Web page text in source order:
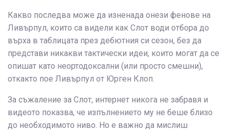
Какво последва може да изненада онези фенове на
Ливърпул, които са видели как Слот води отбора до
върха в таблицата през дебютния си сезон, без да
представи никакви тактически идеи, които могат да се
опишат като неортодоксални (или просто смешни),
откакто пое Ливърпул от Юрген Клоп.
За съжаление за Слот, интернет никога не забравя и
видеото показва, че изпълнението му не беше близо
до необходимото ниво. Но е важно да мислиш